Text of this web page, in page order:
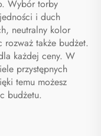
Wybór torby
i duch
neutralny kolor
także budżet.
każdej ceny. W
przystępnych
temu możesz
budżetu.